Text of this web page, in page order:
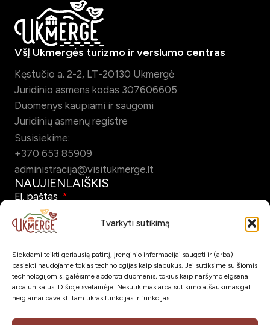
Tvarkyti sutikimą
Siekdami teikti geriausią patirtį, įrenginio informacijai saugoti ir (arba)
pasiekti naudojame tokias technologijas kaip slapukus. Jei sutiksime su šiomis
technologijomis, galėsime apdoroti duomenis, tokius kaip naršymo elgsena
arba unikalūs ID šioje svetainėje. Nesutikimas arba sutikimo atšaukimas gali
neigiamai paveikti tam tikras funkcijas ir funkcijas.
VšĮ Ukmergės turizmo ir verslumo centras
Kęstučio a. 2-2, LT-20130 Ukmergė
Juridinio asmens kodas 307606605
Duomenys kaupiami ir saugomi
Juridinių asmenų registre
Susisiekime:
+370 653 85909
administracija@visitukmerge.lt
NAUJIENLAIŠKIS
El. paštas
Pažymėdamas šį laukelį patvirtinu, kad sutinku gauti Ukmergės
turizmo naujienlaiškį el. paštu.
Prenumeruoti